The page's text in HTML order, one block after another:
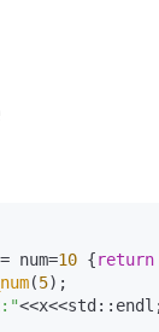
num=10 {return
(5);